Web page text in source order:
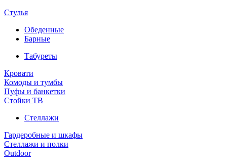
Стулья
Обеденные
Барные
Табуреты
Кровати
Комоды и тумбы
Пуфы и банкетки
Стойки ТВ
Стеллажи
Гардеробные и шкафы
Стеллажи и полки
Outdoor